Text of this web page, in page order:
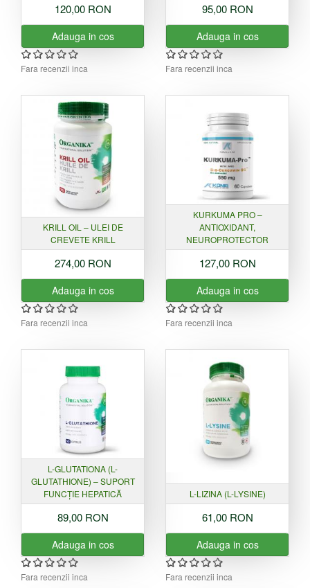
120,00 RON
Adauga in cos
Fara recenzii inca
95,00 RON
Adauga in cos
Fara recenzii inca
KRILL OIL – ULEI DE
CREVETE KRILL
274,00 RON
Adauga in cos
Fara recenzii inca
KURKUMA PRO –
ANTIOXIDANT,
NEUROPROTECTOR
127,00 RON
Adauga in cos
Fara recenzii inca
L-GLUTATIONA (L-
GLUTATHIONE) – SUPORT
FUNCȚIE HEPATICĂ
89,00 RON
Adauga in cos
Fara recenzii inca
L-LIZINA (L-LYSINE)
61,00 RON
Adauga in cos
Fara recenzii inca